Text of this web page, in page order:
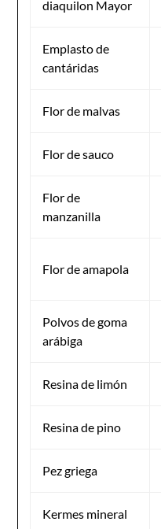
diaquilon Mayor
Emplasto de
cantáridas
Flor de malvas
Flor de sauco
Flor de
manzanilla
Flor de amapola
Polvos de goma
arábiga
Resina de limón
Resina de pino
Pez griega
Kermes mineral